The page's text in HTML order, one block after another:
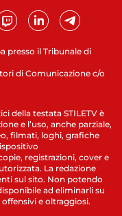
presso il Tribunale di
di Comunicazione c/o
della testata STILETV è
e l’uso, anche parziale,
filmati, loghi, grafiche
registrazioni, cover e
La redazione
sul sito. Non potendo
ad eliminarli su
e oltraggiosi.